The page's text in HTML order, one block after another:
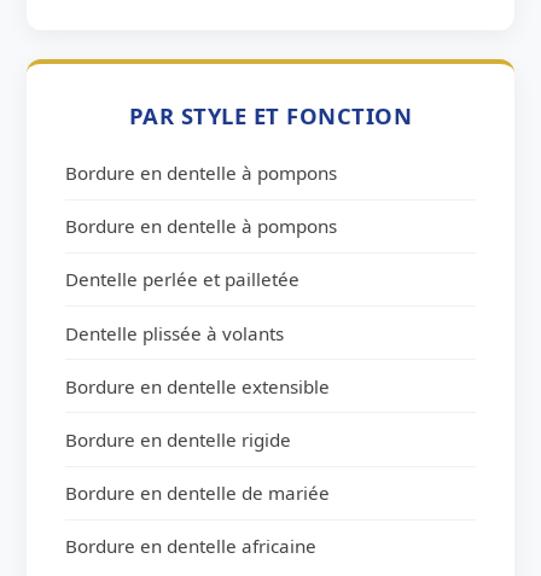
PAR STYLE ET FONCTION
Bordure en dentelle à pompons
Bordure en dentelle à pompons
Dentelle perlée et pailletée
Dentelle plissée à volants
Bordure en dentelle extensible
Bordure en dentelle rigide
Bordure en dentelle de mariée
Bordure en dentelle africaine